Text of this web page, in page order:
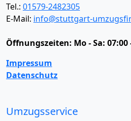
Tel.: 01579-2482305
E-Mail: info@stuttgart-
Öffnungszeiten: Mo - Sa:
Impressum
Datenschutz
Umzugsservice